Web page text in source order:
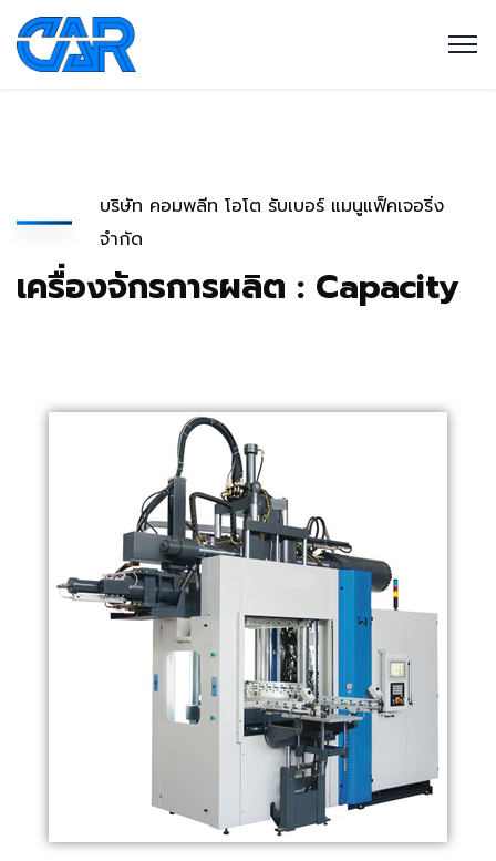
บริษัท คอมพลีท โอโต รับเบอร์ แมนูแฟ็คเจอริ่ง
จำกัด
เครื่องจักรการผลิต : Capacity